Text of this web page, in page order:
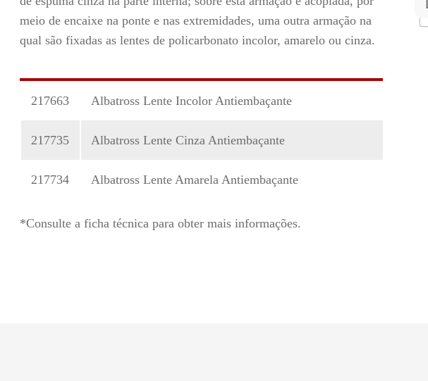
meio de encaixe na ponte e nas extremidades, uma outra armação na
qual são fixadas as lentes de policarbonato incolor, amarelo ou cinza.
217663 Albatross Lente Incolor Antiembaçante
217735 Albatross Lente Cinza Antiembaçante
217734 Albatross Lente Amarela Antiembaçante
*Consulte a ficha técnica para obter mais informações.